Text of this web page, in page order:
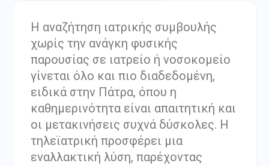
Η αναζήτηση ιατρικής συμβουλής
χωρίς την ανάγκη φυσικής
παρουσίας σε ιατρείο ή νοσοκομείο
γίνεται όλο και πιο διαδεδομένη,
ειδικά στην Πάτρα, όπου η
καθημερινότητα είναι απαιτητική και
οι μετακινήσεις συχνά δύσκολες. Η
τηλεϊατρική προσφέρει μια
εναλλακτική λύση, παρέχοντας